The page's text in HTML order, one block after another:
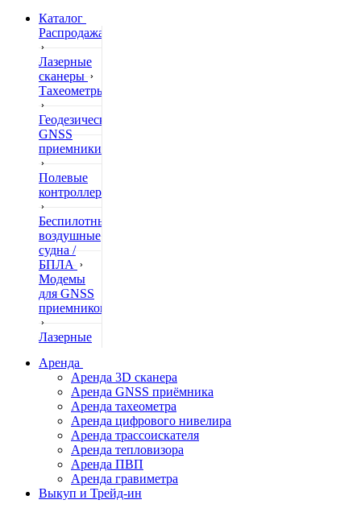
Каталог
Распродажа
Лазерные
сканеры
Тахеометры
Геодезические
GNSS
приемники
Полевые
контроллеры
Беспилотные
воздушные
судна /
БПЛА
Модемы
для GNSS
приемников
Лазерные
Нивелиры
Теодолиты
Трассоискатели
Неразрушающий
контроль
Аксессуары
Аренда
Аренда 3D сканера
Аренда GNSS приёмника
Аренда тахеометра
Аренда цифрового нивелира
Аренда трассоискателя
Аренда тепловизора
Аренда ПВП
Аренда гравиметра
Выкуп и Трейд-ин